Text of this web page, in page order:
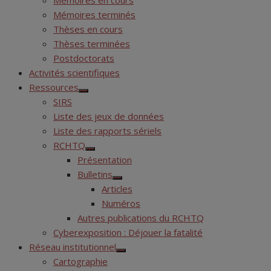
Mémoires terminés
Thèses en cours
Thèses terminées
Postdoctorats
Activités scientifiques
Ressources
Show
menu
SIRS
Liste des jeux de données
Liste des rapports sériels
RCHTQ
Show
sub
menu
Présentation
Bulletins
Show
sub
menu
Articles
Numéros
Autres publications du RCHTQ
Cyberexposition : Déjouer la fatalité
Réseau institutionnel
Show
Cartographie